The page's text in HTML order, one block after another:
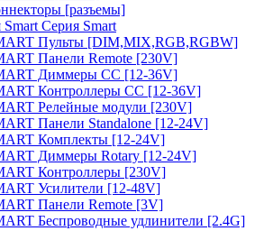
[разъемы]
Серия Smart
Пульты [DIM,MIX,RGB,RGBW]
Панели Remote [230V]
Диммеры CC [12-36V]
Контроллеры CC [12-36V]
Релейные модули [230V]
Панели Standalone [12-24V]
Комплекты [12-24V]
Диммеры Rotary [12-24V]
Контроллеры [230V]
Усилители [12-48V]
Панели Remote [3V]
Беспроводные удлинители [2.4G]